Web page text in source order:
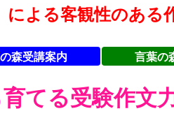
よる客観性のある
森受講案内 言葉の
てる受験作文